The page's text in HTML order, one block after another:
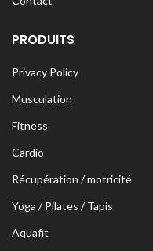
PRODUITS
Privacy Policy
Musculation
Fitness
Cardio
Récupération / motricité
Yoga / Pilates / Tapis
Aquafit